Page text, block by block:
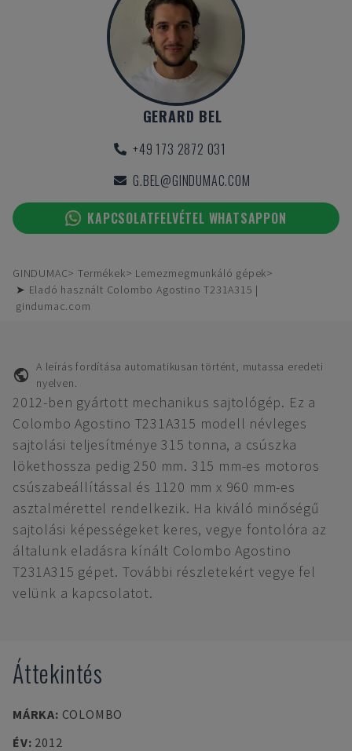
GERARD BEL
+49 173 2872 031
G.BEL@GINDUMAC.COM
KAPCSOLATFELVÉTEL WHATSAPPON
GINDUMAC Termékek
Lemezmegmunkáló gépek
➤ Eladó használt Colombo Agostino T231A315 |
gindumac.com
A leírás fordítása automatikusan történt, mutassa eredeti
nyelven.
2012-ben gyártott mechanikus sajtológép. Ez a
Colombo Agostino T231A315 modell névleges
sajtolási teljesítménye 315 tonna, a csúszka
lökethossza pedig 250 mm. 315 mm-es motoros
csúszabeállítással és 1120 mm x 960 mm-es
asztalmérettel rendelkezik. Ha kiváló minőségű
sajtolási képességeket keres, vegye fontolóra az
általunk eladásra kínált Colombo Agostino
T231A315 gépet. További részletekért vegye fel
velünk a kapcsolatot.
Áttekintés
MÁRKA: COLOMBO
ÉV: 2012